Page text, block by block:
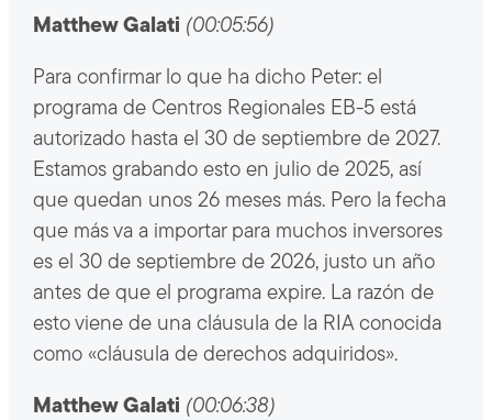
Matthew Galati (00:05:56)
Para confirmar lo que ha dicho Peter: el
programa de Centros Regionales EB-5 está
autorizado hasta el 30 de septiembre de 2027.
Estamos grabando esto en julio de 2025, así
que quedan unos 26 meses más. Pero la fecha
que más va a importar para muchos inversores
es el 30 de septiembre de 2026, justo un año
antes de que el programa expire. La razón de
esto viene de una cláusula de la RIA conocida
como «cláusula de derechos adquiridos».
Matthew Galati (00:06:38)